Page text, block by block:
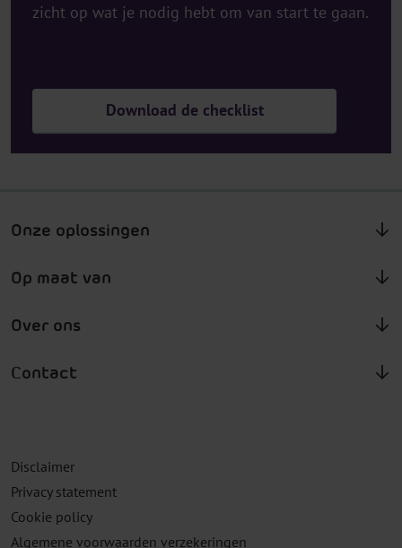
zicht op wat je nodig hebt om van start te gaan.
Download de checklist
Onze oplossingen
Op maat van
Over ons
Contact
Disclaimer
Privacy statement
Cookie policy
Algemene voorwaarden verzekeringen